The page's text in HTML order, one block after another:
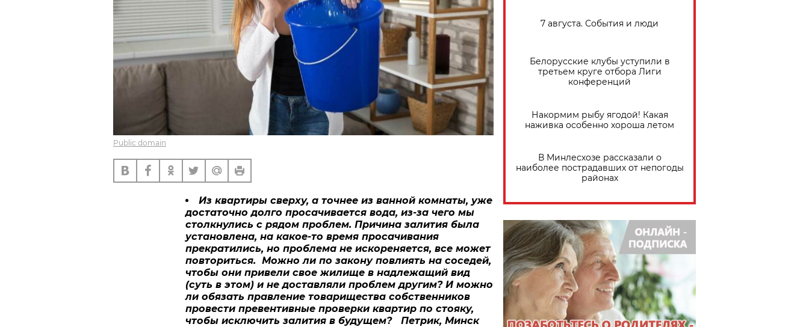
Public domain
Из квартиры сверху, а точнее из ванной комнаты, уже
достаточно долго просачивается вода, из-за чего мы
столкнулись с рядом проблем. Причина залития была
установлена, на какое-то время просачивания
прекратились, но проблема не искореняется, все может
повториться. Можно ли по закону повлиять на соседей,
чтобы они привели свое жилище в надлежащий вид
(суть в этом) и не доставляли проблем другим? И можно
ли обязать правление товарищества собственников
провести превентивные проверки квартир по стояку,
чтобы исключить залития в будущем? Петрик, Минск
7 августа. События и люди
Белорусские клубы уступили в
третьем круге отбора Лиги
конференций
Накормим рыбу ягодой! Какая
наживка особенно хороша летом
В Минлесхозе рассказали о
наиболее пострадавших от непогоды
районах